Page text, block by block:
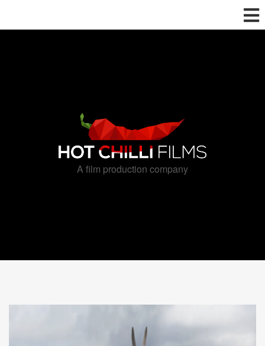
A film production company